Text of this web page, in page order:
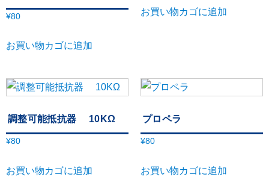
¥80
お買い物カゴに追加
お買い物カゴに追加
調整可能抵抗器 10KΩ
¥80
お買い物カゴに追加
プロペラ
¥80
お買い物カゴに追加